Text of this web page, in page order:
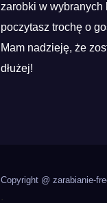
zarobki w wybranych
poczytasz trochę o
Mam nadzieję, że
dłużej!
Copyright @ zarabianie-
.